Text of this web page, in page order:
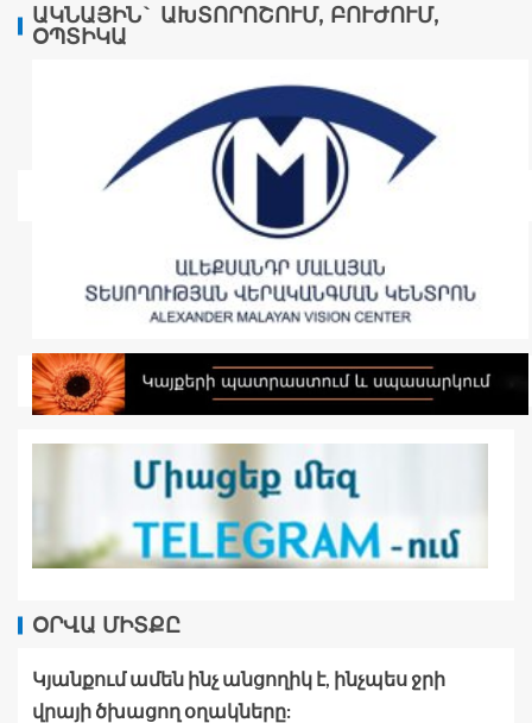
ԱԿՆԱՅԻՆ` ԱԽՏՈՐՈՇՈՒՄ, ԲՈՒԺՈՒՄ,
ՕՊՏԻԿԱ
ՕՐՎԱ ՄԻՏՔԸ
Կյանքում ամեն ինչ անցողիկ է, ինչպես ջրի
վրայի ծխացող օղակները: